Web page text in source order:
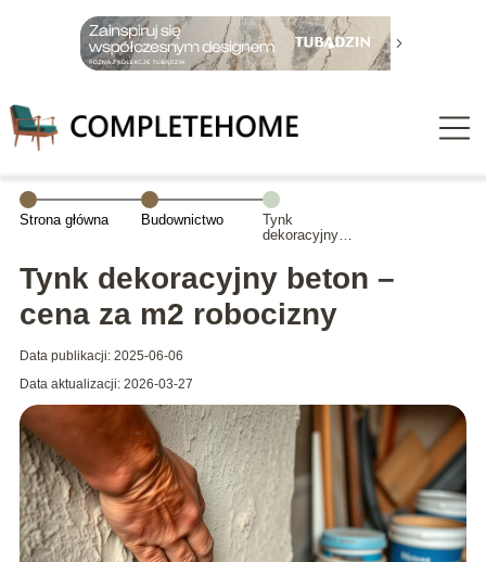
Strona główna Budownictwo
Tynk
dekoracyjny
m2 robocizny
Tynk dekoracyjny beton –
cena za m2 robocizny
Data publikacji: 2025-06-06
Data aktualizacji: 2026-03-27